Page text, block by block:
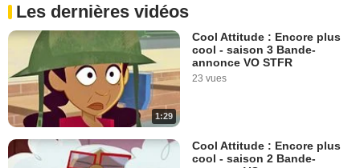
Les dernières vidéos
1:29
Cool Attitude : Encore plus
cool - saison 3 Bande-
annonce VO STFR
23 vues
Cool Attitude : Encore plus
cool - saison 2 Bande-